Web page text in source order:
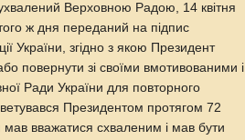
Верховною Радою, 14 квітня
ж дня переданий на підпис
України, згідно з якою Президент
повернути зі своїми вмотивованими і
Ради України для повторного
Президентом протягом 72
мав вважатися схваленим і мав бути